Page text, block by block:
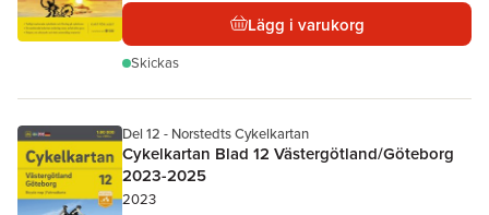
Lägg i varukorg
Skickas
Del 12 - Norstedts Cykelkartan
Cykelkartan Blad 12 Västergötland/Göteborg
2023-2025
2023